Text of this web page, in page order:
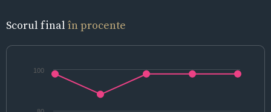
Scorul final în procente
100